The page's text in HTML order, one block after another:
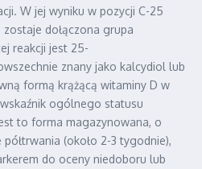
W jej wyniku w pozycji C-25
dołączona grupa
reakcji jest 25-
znany jako kalcydiol lub
formą krążącą witaminy D w
ogólnego statusu
to forma magazynowana, o
(około 2-3 tygodnie),
do oceny niedoboru lub